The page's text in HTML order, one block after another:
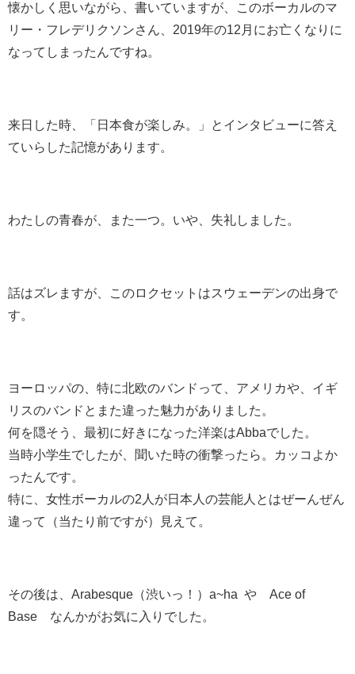
懐かしく思いながら、書いていますが、このボーカルのマ
リー・フレデリクソンさん、2019年の12月にお亡くなりに
なってしまったんですね。
来日した時、「日本食が楽しみ。」とインタビューに答え
ていらした記憶があります。
わたしの青春が、また一つ。いや、失礼しました。
話はズレますが、このロクセットはスウェーデンの出身で
す。
ヨーロッパの、特に北欧のバンドって、アメリカや、イギ
リスのバンドとまた違った魅力がありました。
何を隠そう、最初に好きになった洋楽はAbbaでした。
当時小学生でしたが、聞いた時の衝撃ったら。カッコよか
ったんです。
特に、女性ボーカルの2人が日本人の芸能人とはぜーんぜん
違って（当たり前ですが）見えて。
その後は、Arabesque（渋いっ！）a~ha や Ace of
Base なんかがお気に入りでした。